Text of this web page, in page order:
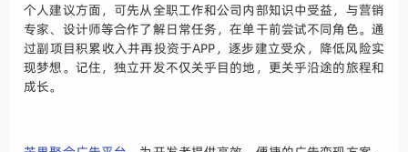
个人建议方面，可先从全职工作和公司内部知识中受益，与营销
专家、设计师等合作了解日常任务，在单干前尝试不同角色。通
过副项目积累收入并再投资于APP，逐步建立受众，降低风险实
现梦想。记住，独立开发不仅关乎目的地，更关乎沿途的旅程和
成长。